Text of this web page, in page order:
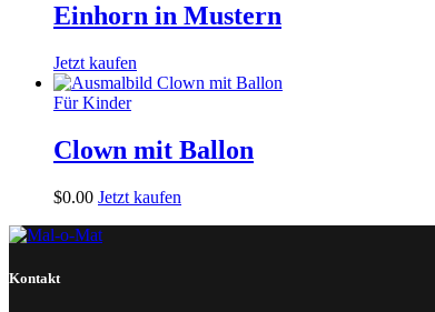
Einhorn in Mustern
Jetzt kaufen
Für Kinder
Clown mit Ballon
$0.00 Jetzt kaufen
Kontakt